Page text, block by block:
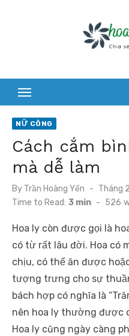
NỮ CÔNG
Cách cắm
mà dễ làm
By Trần Hoàng Yến
Posted
on
Tháng
Time to Read: 3 min - 526
Hoa ly còn được gọi là
có từ rất lâu đời. Hoa có
chịu, có thể ăn được
tượng trưng cho sự
bách hợp có nghĩa là
nên hoa ly thường được
Hoa ly cũng ngày càng